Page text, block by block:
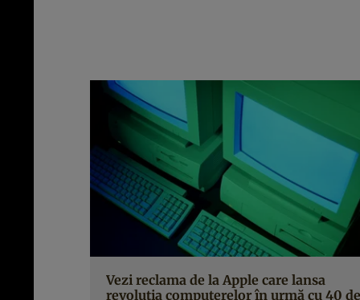
Vezi reclama de la Apple care lansa
revoluția computerelor în urmă cu 40 de